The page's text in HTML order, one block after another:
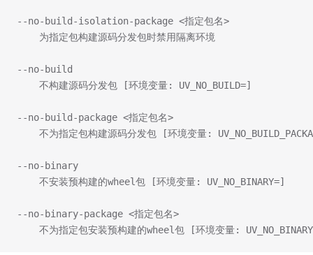
--no-build-isolation-package <指定包名>
    为指定包构建源码分发包时禁用隔离环境
--no-build
    不构建源码分发包 [环境变量: UV_NO_BUILD=]
--no-build-package <指定包名>
不为指定包构建源码分发包 [环境变量:
--no-binary
    不安装预构建的wheel包 [环境变量: UV_NO_BINARY=]
--no-binary-package <指定包名>
不为指定包安装预构建的wheel包 [环境变量: